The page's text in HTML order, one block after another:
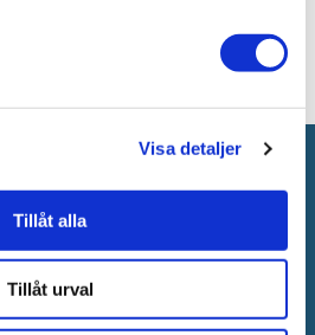
Visa detaljer
Tillåt alla
Tillåt urval
till vårt nyhetsbrev!